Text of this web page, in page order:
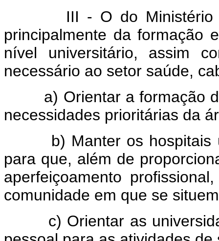
III - O do Ministério da
principalmente da formação
nível universitário, assim
necessário ao setor saúde,
a) Orientar a formação do
necessidades prioritárias da
b) Manter os hospitais
para que, além de
aperfeiçoamento
comunidade em que se
c) Orientar as